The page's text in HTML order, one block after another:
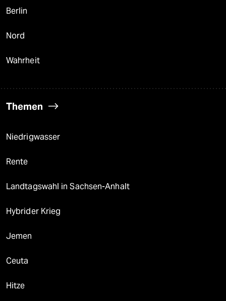
Berlin
Nord
Wahrheit
Themen
Niedrigwasser
Rente
Landtagswahl in Sachsen-Anhalt
Hybrider Krieg
Jemen
Ceuta
Hitze